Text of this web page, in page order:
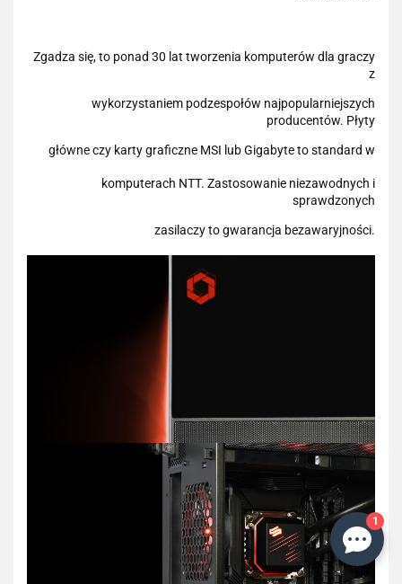
Zgadza się, to ponad 30 lat tworzenia komputerów dla graczy
z
wykorzystaniem podzespołów najpopularniejszych
producentów. Płyty
główne czy karty graficzne MSI lub Gigabyte to standard w
komputerach NTT. Zastosowanie niezawodnych i
sprawdzonych
zasilaczy to gwarancja bezawaryjności.
1